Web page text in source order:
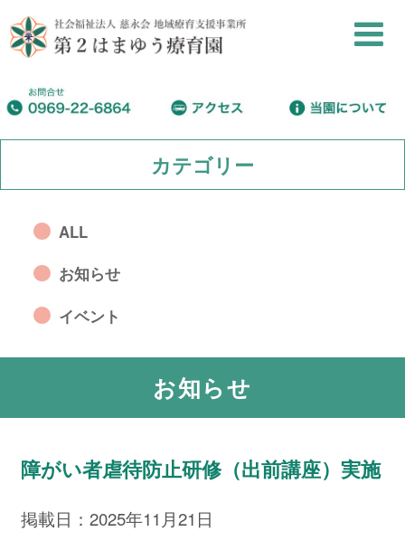
カテゴリー
ALL
お知らせ
イベント
お知らせ
障がい者虐待防止研修（出前講座）実施
掲載日：2025年11月21日